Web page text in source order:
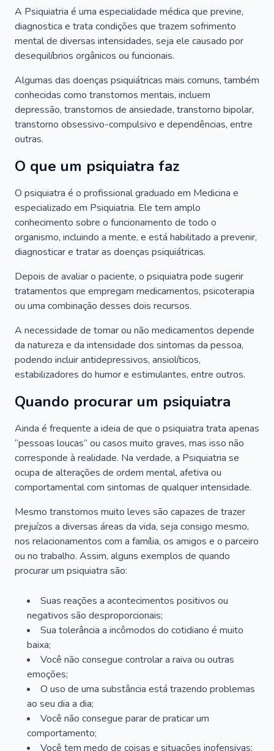
A Psiquiatria é uma especialidade médica que previne,
diagnostica e trata condições que trazem sofrimento
mental de diversas intensidades, seja ele causado por
desequilíbrios orgânicos ou funcionais.
Algumas das doenças psiquiátricas mais comuns, também
conhecidas como transtornos mentais, incluem
depressão, transtornos de ansiedade, transtorno bipolar,
transtorno obsessivo-compulsivo e dependências, entre
outras.
O que um psiquiatra faz
O psiquiatra é o profissional graduado em Medicina e
especializado em Psiquiatria. Ele tem amplo
conhecimento sobre o funcionamento de todo o
organismo, incluindo a mente, e está habilitado a prevenir,
diagnosticar e tratar as doenças psiquiátricas.
Depois de avaliar o paciente, o psiquiatra pode sugerir
tratamentos que empregam medicamentos, psicoterapia
ou uma combinação desses dois recursos.
A necessidade de tomar ou não medicamentos depende
da natureza e da intensidade dos sintomas da pessoa,
podendo incluir antidepressivos, ansiolíticos,
estabilizadores do humor e estimulantes, entre outros.
Quando procurar um psiquiatra
Ainda é frequente a ideia de que o psiquiatra trata apenas
“pessoas loucas” ou casos muito graves, mas isso não
corresponde à realidade. Na verdade, a Psiquiatria se
ocupa de alterações de ordem mental, afetiva ou
comportamental com sintomas de qualquer intensidade.
Mesmo transtornos muito leves são capazes de trazer
prejuízos a diversas áreas da vida, seja consigo mesmo,
nos relacionamentos com a família, os amigos e o parceiro
ou no trabalho. Assim, alguns exemplos de quando
procurar um psiquiatra são:
Suas reações a acontecimentos positivos ou
negativos são desproporcionais;
Sua tolerância a incômodos do cotidiano é muito
baixa;
Você não consegue controlar a raiva ou outras
emoções;
O uso de uma substância está trazendo problemas
ao seu dia a dia;
Você não consegue parar de praticar um
comportamento;
Você tem medo de coisas e situações inofensivas;